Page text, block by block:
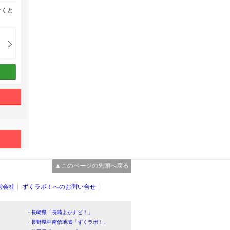
と
▲このページの先頭へ戻る
会社 ずくラボ！へのお問い合せ
・長崎県「長崎よかナビ！」
・長野県中南信地域「ずくラボ！」